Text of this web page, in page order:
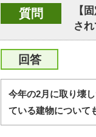
質問
【
さ
回答
今年の2月に取り壊
ている建物について